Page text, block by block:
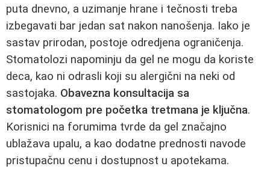
puta dnevno, a uzimanje hrane i tečnosti treba
izbegavati bar jedan sat nakon nanošenja. Iako je
sastav prirodan, postoje odredjena ograničenja.
Stomatolozi napominju da gel ne mogu da koriste
deca, kao ni odrasli koji su alergični na neki od
sastojaka. Obavezna konsultacija sa
stomatologom pre početka tretmana je ključna.
Korisnici na forumima tvrde da gel značajno
ublažava upalu, a kao dodatne prednosti navode
pristupačnu cenu i dostupnost u apotekama.